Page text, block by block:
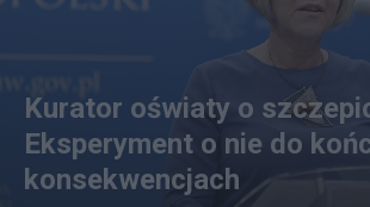
Kurator oświaty o
Eksperyment o nie do
konsekwencjach